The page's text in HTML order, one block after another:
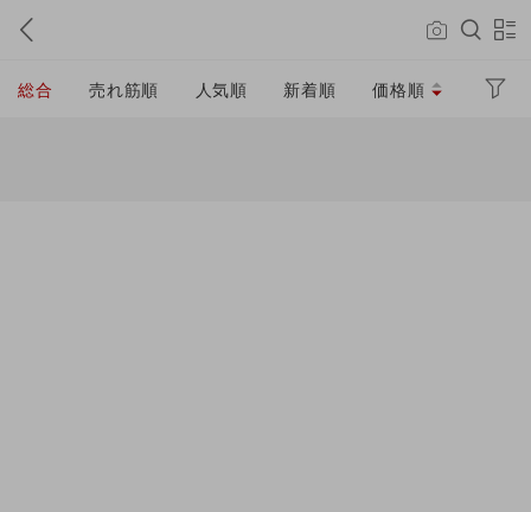
総合 売れ筋順 人気順 新着順 価格順